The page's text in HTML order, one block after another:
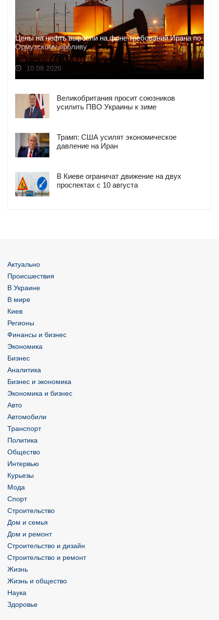
Цены на нефть выросли на фоне требований Ирана по
Ормузскому проливу
10.08.2026
Великобритания просит союзников
усилить ПВО Украины к зиме
Трамп: США усилят экономическое
давление на Иран
В Киеве ограничат движение на двух
проспектах с 10 августа
Актуально
Происшествия
В Украине
В мире
Киев
Регионы
Финансы и бизнес
Экономика
Бизнес
Аналитика
Бизнес и экономика
Экономика и бизнес
Авто
Автомобили
Транспорт
Политика
Общество
Интервью
Курьезы
Мода
Спорт
Строительство
Дом и семья
Дом и ремонт
Строительство и дизайн
Строительство и ремонт
Жизнь
Жизнь и общество
Наука
Здоровье